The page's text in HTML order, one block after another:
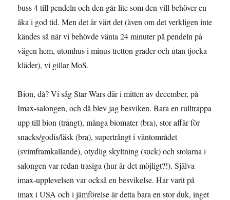
buss 4 till pendeln och den går lite som den vill behöver en
åka i god tid. Men det är värt det (även om det verkligen inte
kändes så när vi behövde vänta 24 minuter på pendeln på
vägen hem, utomhus i minus tretton grader och utan tjocka
kläder), vi gillar MoS.
Bion, då? Vi såg Star Wars där i mitten av december, på
Imax-salongen, och då blev jag besviken. Bara en rulltrappa
upp till bion (trångt), många biomater (bra), stor affär för
snacks/godis/läsk (bra), supertrångt i väntområdet
(svimframkallande), otydlig skyltning (suck) och stolarna i
salongen var redan trasiga (hur är det möjligt?!). Själva
imax-upplevelsen var också en besvikelse. Har varit på
imax i USA och i jämförelse är detta bara en stor duk, inget